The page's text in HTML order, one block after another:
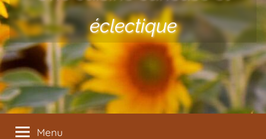
éclectique
Menu